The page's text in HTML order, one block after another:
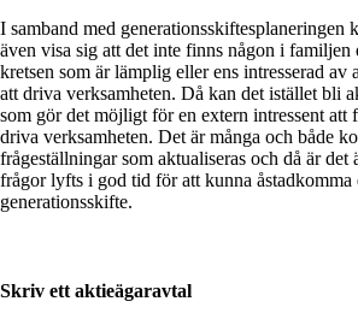
I samband med generationsskiftesplaneringen
även visa sig att det inte finns någon i familjen
kretsen som är lämplig eller ens intresserad av
att driva verksamheten. Då kan det istället bli
som gör det möjligt för en extern intressent att
driva verksamheten. Det är många och både
frågeställningar som aktualiseras och då är det
frågor lyfts i god tid för att kunna åstadkomma
generationsskifte.
Skriv ett aktieägaravtal